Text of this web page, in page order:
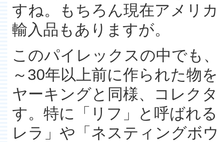
すね。もちろん現在アメリ
輸入品もありますが。
このパイレックスの中でも
～30年以上前に作られた物
ヤーキングと同様、コレク
す。特に「リフ」と呼ばれ
レラ」や「ネスティングボ